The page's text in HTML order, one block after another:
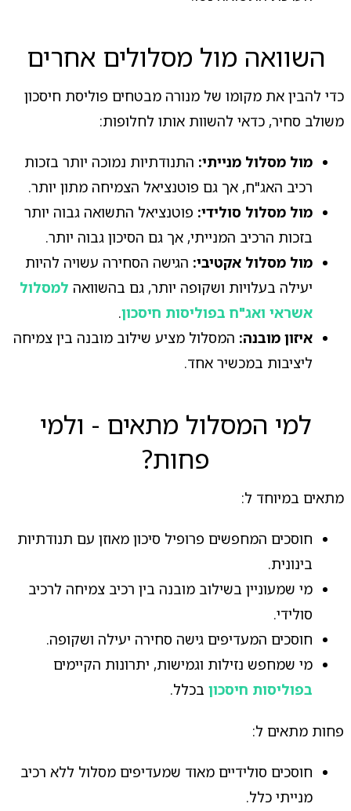
השוואה מול מסלולים אחרים
כדי להבין את מקומו של מנורה מבטחים פוליסת חיסכון
משולב סחיר, כדאי להשוות אותו לחלופות:
מול מסלול מנייתי: התנודתיות נמוכה יותר בזכות
רכיב האג"ח, אך גם פוטנציאל הצמיחה מתון יותר.
מול מסלול סולידי: פוטנציאל התשואה גבוה יותר
בזכות הרכיב המנייתי, אך גם הסיכון גבוה יותר.
מול מסלול אקטיבי: הגישה הסחירה עשויה להיות
יעילה בעלויות ושקופה יותר, גם בהשוואה למסלול
אשראי ואג"ח בפוליסות חיסכון.
איזון מובנה: המסלול מציע שילוב מובנה בין צמיחה
ליציבות במכשיר אחד.
למי המסלול מתאים - ולמי
פחות?
מתאים במיוחד ל:
חוסכים המחפשים פרופיל סיכון מאוזן עם תנודתיות
בינונית.
מי שמעוניין בשילוב מובנה בין רכיב צמיחה לרכיב
סולידי.
חוסכים המעדיפים גישה סחירה יעילה ושקופה.
מי שמחפש נזילות וגמישות, יתרונות הקיימים
בפוליסות חיסכוןבכלל.
פחות מתאים ל:
חוסכים סולידיים מאוד שמעדיפים מסלול ללא רכיב
מנייתי כלל.